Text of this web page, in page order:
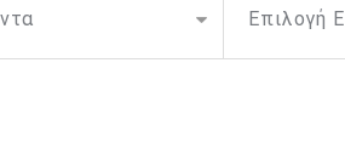
βγαίνουν από τη γη έχει φυσικό